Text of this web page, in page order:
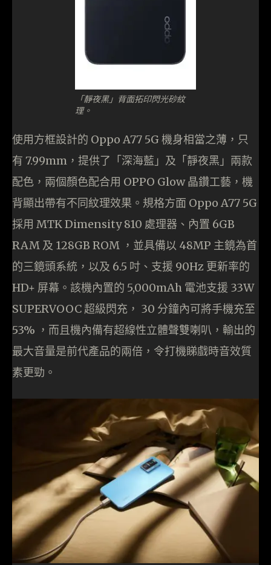
「靜夜黑」背面拓印閃光砂紋
理。
使用方框設計的 Oppo A77 5G 機身相當之薄，只
有 7.99mm，提供了「深海藍」及「靜夜黑」兩款
配色，兩個顏色配合用 OPPO Glow 晶鑽工藝，機
背顯出帶有不同紋理效果。規格方面 Oppo A77 5G
採用 MTK Dimensity 810 處理器、內置 6GB
RAM 及 128GB ROM ，並具備以 48MP 主鏡為首
的三鏡頭系統，以及 6.5 吋、支援 90Hz 更新率的
HD+ 屏幕。該機內置的 5,000mAh 電池支援 33W
SUPERVOOC 超級閃充， 30 分鐘內可將手機充至
53% ，而且機內備有超線性立體聲雙喇叭，輸出的
最大音量是前代產品的兩倍，令打機睇戲時音效質
素更勁。